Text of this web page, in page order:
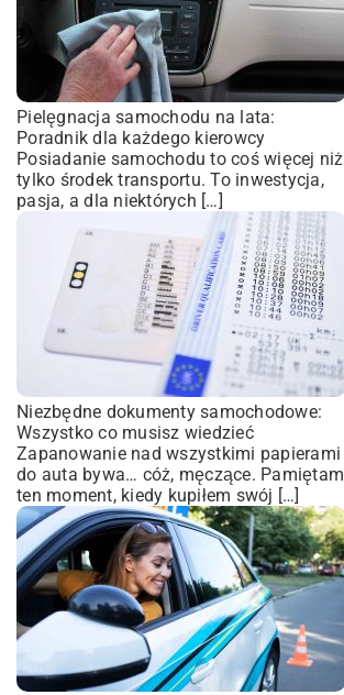
Pielęgnacja samochodu na lata:
Poradnik dla każdego kierowcy
Posiadanie samochodu to coś więcej niż
tylko środek transportu. To inwestycja,
pasja, a dla niektórych […]
Niezbędne dokumenty samochodowe:
Wszystko co musisz wiedzieć
Zapanowanie nad wszystkimi papierami
do auta bywa… cóż, męczące. Pamiętam
ten moment, kiedy kupiłem swój […]